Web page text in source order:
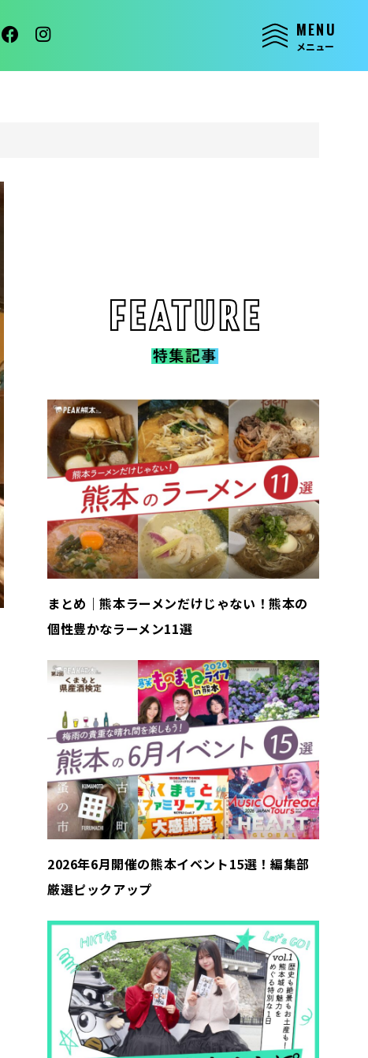
MENU
メニュー
まとめ｜熊本ラーメンだけじゃない！熊本の
個性豊かなラーメン11選
2026年6月開催の熊本イベント15選！編集部
厳選ピックアップ